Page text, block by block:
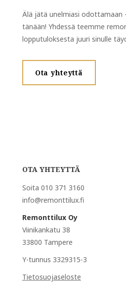
Älä jätä unelmiasi
tänään! Yhdessä teemme
lopputuloksesta juuri sinulle
Ota yhteyttä
OTA YHTEYTTÄ
Soita 010 371 3160
info@remonttilux.fi
Remonttilux Oy
Viinikankatu 38
33800 Tampere
Y-tunnus 3329315-3
Tietosuojaseloste